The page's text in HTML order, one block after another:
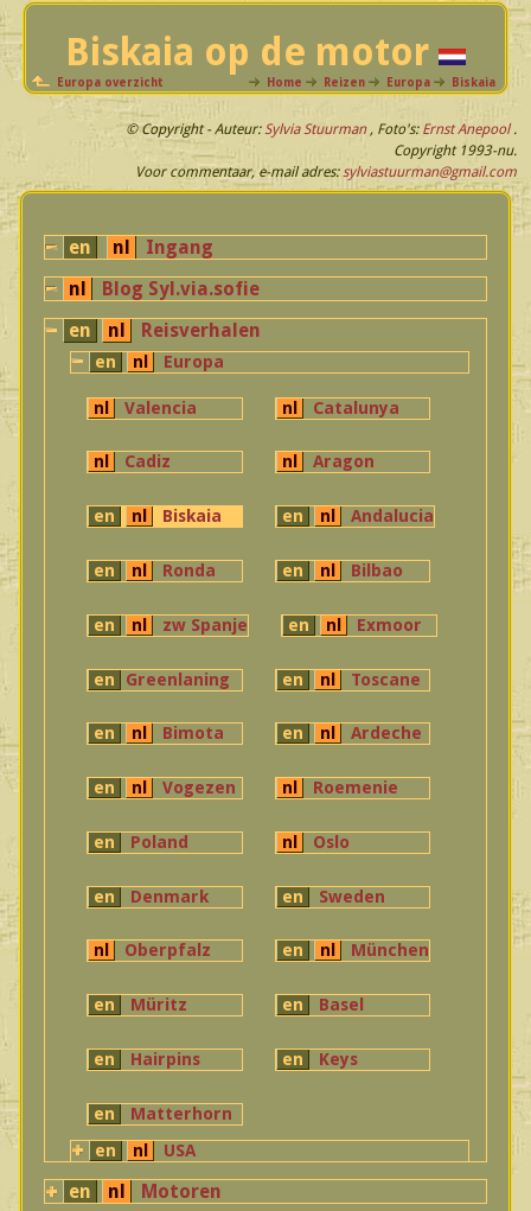
Biskaia op de motor
Europa overzicht Home Reizen Europa Biskaia
© Copyright - Auteur:Sylvia Stuurman , Foto's: Ernst Anepool .
Copyright 1993-nu.
Voor commentaar, e-mail adres:sylviastuurman@gmail.com
en nl
Ingang
nl
Blog Syl.via.sofie
en
nl Reisverhalen
en nl Europa
nl Valencia nl Catalunya
nl Cadiz nl Aragon
en nl Biskaia en nl Andalucia
en nl Ronda en nl Bilbao
en nl zw Spanje en nl Exmoor
en Greenlaning en nl Toscane
en nl Bimota en nl Ardeche
en nl Vogezen nl Roemenie
en Poland nl Oslo
en Denmark en Sweden
nl Oberpfalz en nl München
en Müritz en Basel
en Hairpins en Keys
en
Matterhorn
en
nl USA
en nl Motoren